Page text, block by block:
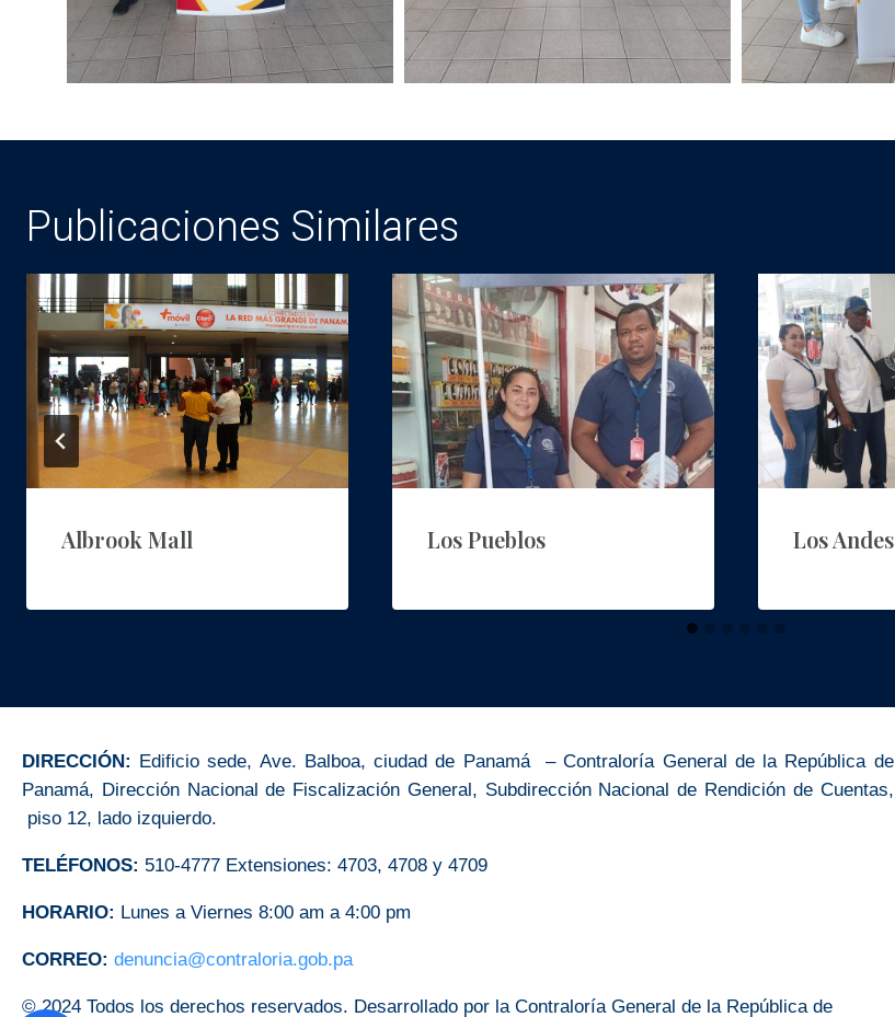
Publicaciones Similares
Albrook Mall Los Pueblos Los Andes
DIRECCIÓN: Edificio sede, Ave. Balboa, ciudad de Panamá – Contraloría General de la República de
Panamá, Dirección Nacional de Fiscalización General, Subdirección Nacional de Rendición de Cuentas,
piso 12, lado izquierdo.
TELÉFONOS: 510-4777 Extensiones: 4703, 4708 y 4709
HORARIO: Lunes a Viernes 8:00 am a 4:00 pm
CORREO: denuncia@contraloria.gob.pa
© 2024 Todos los derechos reservados. Desarrollado por la Contraloría General de la República de